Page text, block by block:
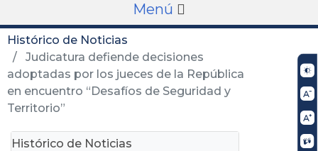
Menú
Histórico de Noticias
Judicatura defiende decisiones
adoptadas por los jueces de la República
en encuentro “Desafíos de Seguridad y
Territorio”
Histórico de Noticias